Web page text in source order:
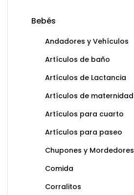
Bebés
Andadores y Vehículos
Artículos de baño
Artículos de Lactancia
Artículos de maternidad
Artículos para cuarto
Artículos para paseo
Chupones y Mordedores
Comida
Corralitos